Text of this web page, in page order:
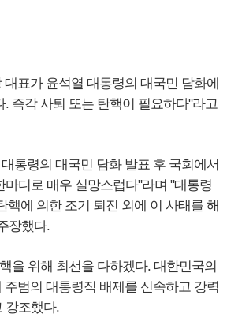
표가 윤석열 대통령의 대국민 담화에
. 즉각 사퇴 또는 탄핵이 필요하다"라고
통령의 대국민 담화 발표 후 국회에서
마디로 매우 실망스럽다"라며 "대통령
핵에 의한 조기 퇴진 외에 이 사태를 해
장했다.
을 위해 최선을 다하겠다. 대한민국의
범의 대통령직 배제를 신속하고 강력
강조했다.